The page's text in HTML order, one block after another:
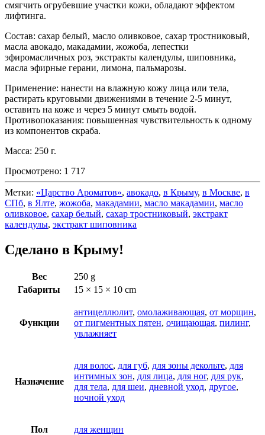
смягчить огрубевшие участки кожи, обладают эффектом
лифтинга.
Состав: сахар белый, масло оливковое, сахар тростниковый,
масла авокадо, макадамии, жожоба, лепестки
эфиромасличных роз, экстракты календулы, шиповника,
масла эфирные герани, лимона, пальмарозы.
Применение: нанести на влажную кожу лица или тела,
растирать круговыми движениями в течение 2-5 минут,
оставить на коже и через 5 минут смыть водой.
Противопоказания: повышенная чувствительность к одному
из компонентов скраба.
Масса: 250 г.
Просмотрено: 1 717
Метки: «Царство Ароматов», авокадо, в Крыму, в Москве, в
СПб, в Ялте, жожоба, макадамии, масло макадамии, масло
оливковое, сахар белый, сахар тростниковый, экстракт
календулы, экстракт шиповника
Сделано в Крыму!
Вес
250 g
Габариты
15 × 15 × 10 cm
Функции
антицеллюлит, омолаживающая, от морщин,
от пигментных пятен, очищающая, пилинг,
увлажняет
Назначение
для волос, для губ, для зоны декольте, для
интимных зон, для лица, для ног, для рук,
для тела, для шеи, дневной уход, другое,
ночной уход
Пол для женщин